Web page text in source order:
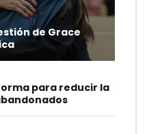
de Grace
para reducir la